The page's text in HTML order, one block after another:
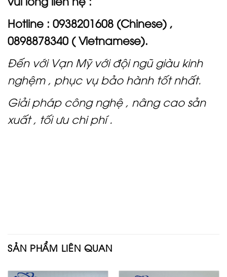
Hotline : 0938201608 (Chinese) ,
0898878340 ( Vietnamese).
Đến với Vạn Mỹ với đội ngũ giàu kinh
nghệm , phục vụ bảo hành tốt nhất.
Giải pháp công nghệ , nâng cao sản
xuất , tối ưu chi phí .
SẢN PHẨM LIÊN QUAN